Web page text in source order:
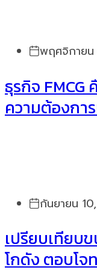
พฤศจิกาย
ธุรกิจ FMCG
ความต้องกา
กันยายน
เปรียบเทียบ
โกดัง ตอบโ